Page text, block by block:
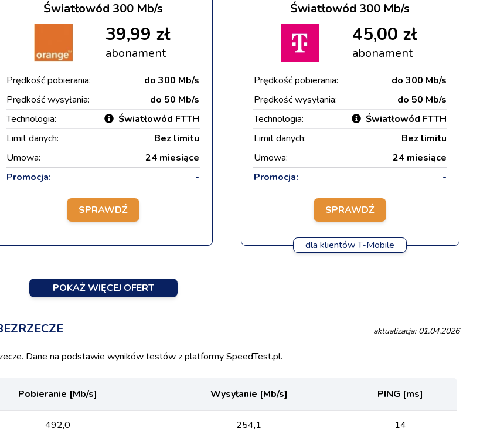
Światłowód 300 Mb/s
39,99 zł
abonament
Prędkość pobierania:
do 300 Mb/s
Prędkość wysyłania:
do 50 Mb/s
Technologia:
Światłowód FTTH
Limit danych:
Bez limitu
Umowa:
24 miesiące
Promocja:
-
SPRAWDŹ
Światłowód 300 Mb/s
45,00 zł
abonament
Prędkość pobierania:
do 300 Mb/s
Prędkość wysyłania:
do 50 Mb/s
Technologia:
Światłowód FTTH
Limit danych:
Bez limitu
Umowa:
24 miesiące
Promocja:
-
SPRAWDŹ
dla klientów T-Mobile
POKAŻ WIĘCEJ OFERT
aktualizacja: 01.04.2026
Dane na podstawie wyników testów z platformy SpeedTest.pl.
Pobieranie [Mb/s] Wysyłanie [Mb/s] PING [ms]
492,0 254,1 14